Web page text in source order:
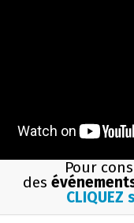
Pour
des